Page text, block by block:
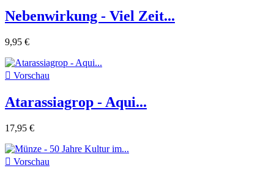
Nebenwirkung - Viel Zeit...
9,95 €
 Vorschau
Atarassiagrop - Aqui...
17,95 €
 Vorschau